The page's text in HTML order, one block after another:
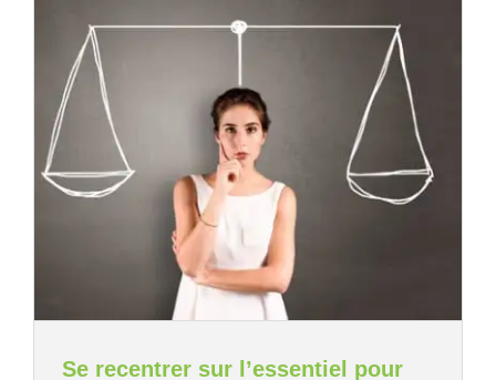
Se recentrer sur l’essentiel pour